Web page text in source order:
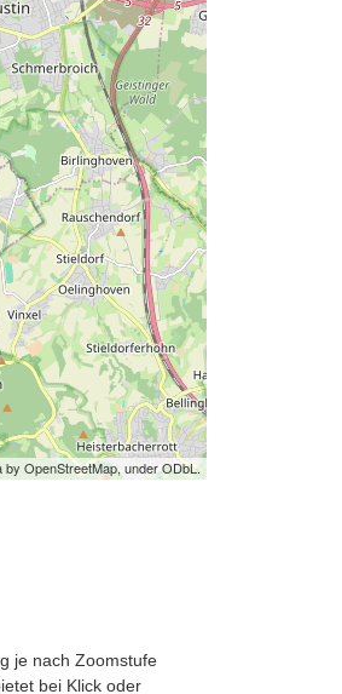
OpenStreetMap, under ODbL.
je nach Zoomstufe
bei Klick oder